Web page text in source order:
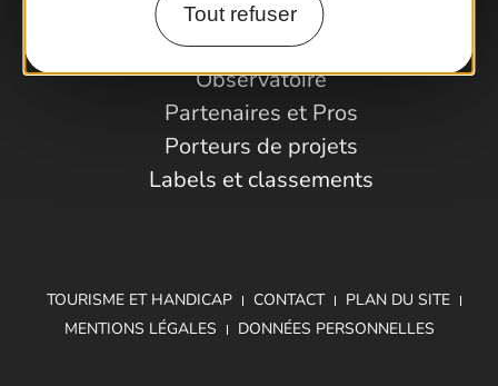
Tout refuser
Espace Pro
Observatoire
Partenaires et Pros
Porteurs de projets
Labels et classements
TOURISME ET HANDICAP CONTACT
PLAN DU SITE
MENTIONS LÉGALES
DONNÉES PERSONNELLES